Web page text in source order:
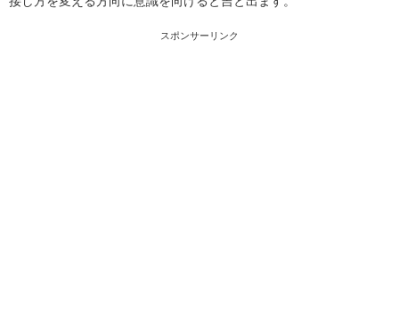
スポンサーリンク